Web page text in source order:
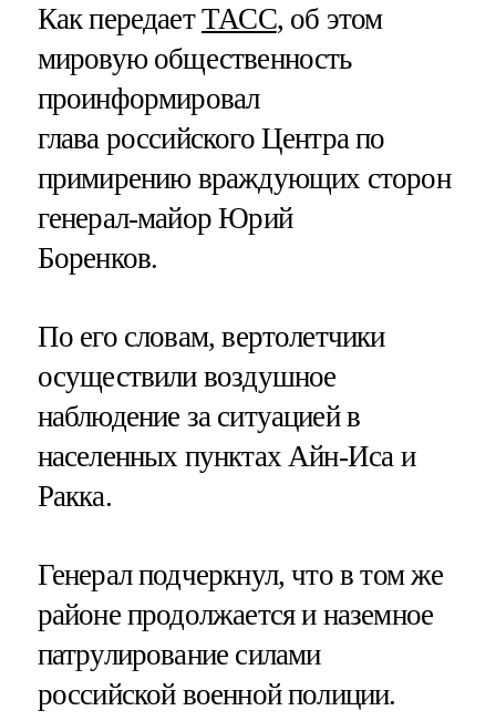
Как передаетТАСС, об этом
мировую общественность
проинформировал
глава российского Центра по
примирению враждующих сторон
генерал-майор Юрий
Боренков.
По его словам, вертолетчики
осуществили воздушное
наблюдение за ситуацией в
населенных пунктах Айн-Иса и
Ракка.
Генерал подчеркнул, что в том же
районе продолжается и наземное
патрулирование силами
российской военной полиции.